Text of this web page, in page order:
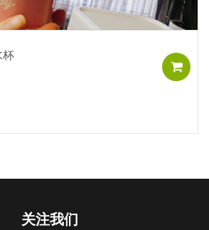
杯
关注我们